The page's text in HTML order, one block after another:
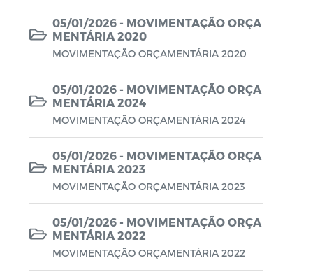
Lei Aldir Blanc
Lei Aldir Blanc - PNAB 2
Lei Aldir Blanc - PNAB 2025
Lei Aldir Blanc - EDITAL EMERGENCIAL
DE PROJETOS CULTURAIS
Lei Aldir Blanc - SUBSÍDIO
EMERGENCIAL DA CULTURA
Lei Complementar
Leis
Leis Sobre o Coronavírus COVID-19
05/01/2026 - MOVIMENTAÇÃO ORÇA
MENTÁRIA 2020
MOVIMENTAÇÃO ORÇAMENTÁRIA 2020
05/01/2026 - MOVIMENTAÇÃO ORÇA
MENTÁRIA 2024
MOVIMENTAÇÃO ORÇAMENTÁRIA 2024
05/01/2026 - MOVIMENTAÇÃO ORÇA
MENTÁRIA 2023
MOVIMENTAÇÃO ORÇAMENTÁRIA 2023
05/01/2026 - MOVIMENTAÇÃO ORÇA
MENTÁRIA 2022
MOVIMENTAÇÃO ORÇAMENTÁRIA 2022